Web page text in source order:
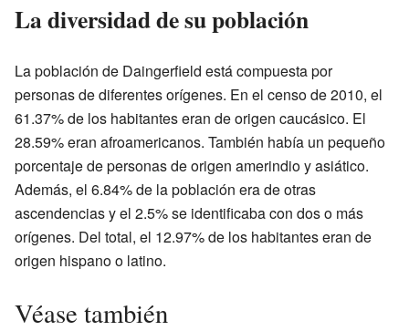
La diversidad de su población
La población de Daingerfield está compuesta por
personas de diferentes orígenes. En el censo de 2010, el
61.37% de los habitantes eran de origen caucásico. El
28.59% eran afroamericanos. También había un pequeño
porcentaje de personas de origen amerindio y asiático.
Además, el 6.84% de la población era de otras
ascendencias y el 2.5% se identificaba con dos o más
orígenes. Del total, el 12.97% de los habitantes eran de
origen hispano o latino.
Véase también